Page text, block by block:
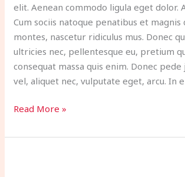
elit. Aenean commodo ligula eget dolor.
Cum sociis natoque penatibus et
montes, nascetur ridiculus mus. Donec
ultricies nec, pellentesque eu, pretium
consequat massa quis enim. Donec
vel, aliquet nec, vulputate eget, arcu. In
Read More »